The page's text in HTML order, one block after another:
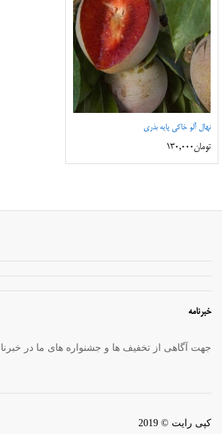
نهال آلو خاکی پایه بذری
تومان130,000
خبرنامه
جهت آگاهی از تخفیف ها و جشنواره های ما در
کپی رایت © 2019